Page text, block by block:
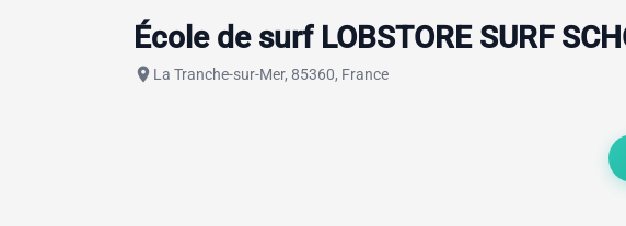
École de surf LOBSTORE SURF
place La Tranche-sur-Mer, 85360, France